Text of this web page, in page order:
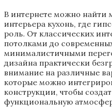
В интернете можно найти
интерьера кухонь, где
роль. От классических
потолками до
минималистичными
дизайна практически
внимание на различные
которые можно
конструкции, чтобы
функциональную